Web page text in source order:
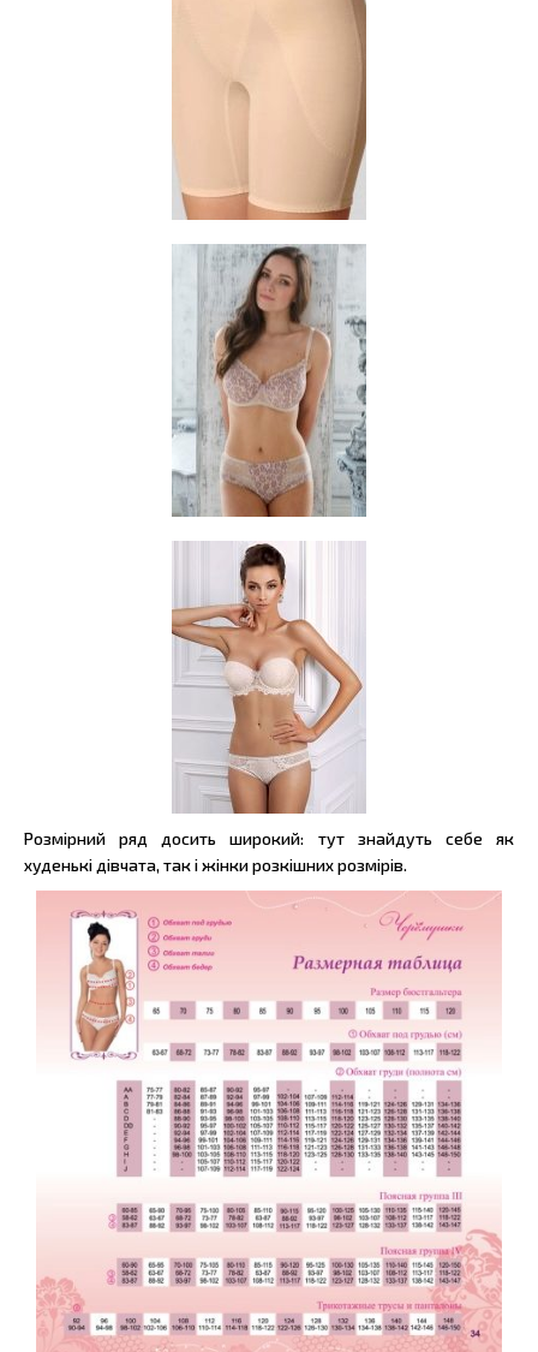
Розмірний ряд досить широкий: тут знайдуть себе як
худенькі дівчата, так і жінки розкішних розмірів.